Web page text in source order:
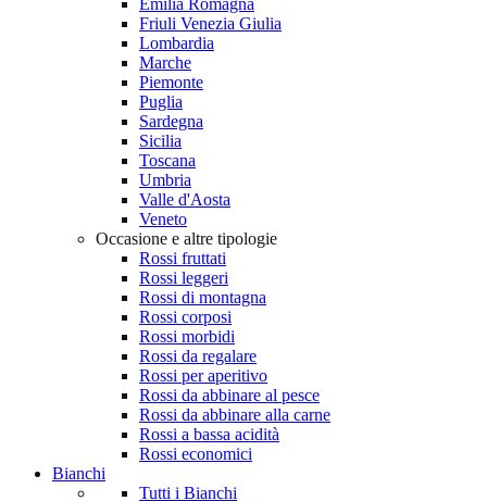
Emilia Romagna
Friuli Venezia Giulia
Lombardia
Marche
Piemonte
Puglia
Sardegna
Sicilia
Toscana
Umbria
Valle d'Aosta
Veneto
Occasione e altre tipologie
Rossi fruttati
Rossi leggeri
Rossi di montagna
Rossi corposi
Rossi morbidi
Rossi da regalare
Rossi per aperitivo
Rossi da abbinare al pesce
Rossi da abbinare alla carne
Rossi a bassa acidità
Rossi economici
Bianchi
Tutti i Bianchi